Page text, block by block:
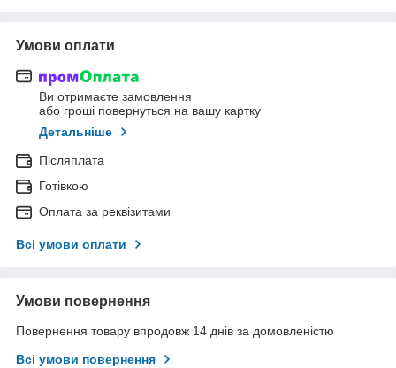
Умови оплати
Ви отримаєте замовлення
або гроші повернуться на вашу картку
Детальніше
Післяплата
Готівкою
Оплата за реквізитами
Всі умови оплати
Умови повернення
Повернення товару впродовж 14 днів за домовленістю
Всі умови повернення